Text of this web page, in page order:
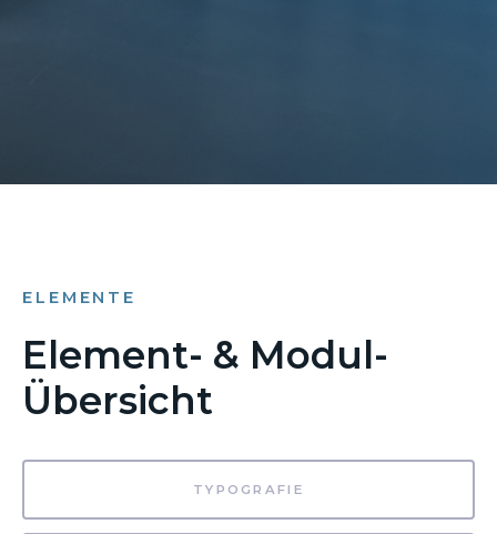
ELEMENTE
Element- & Modul-
Übersicht
TYPOGRAFIE